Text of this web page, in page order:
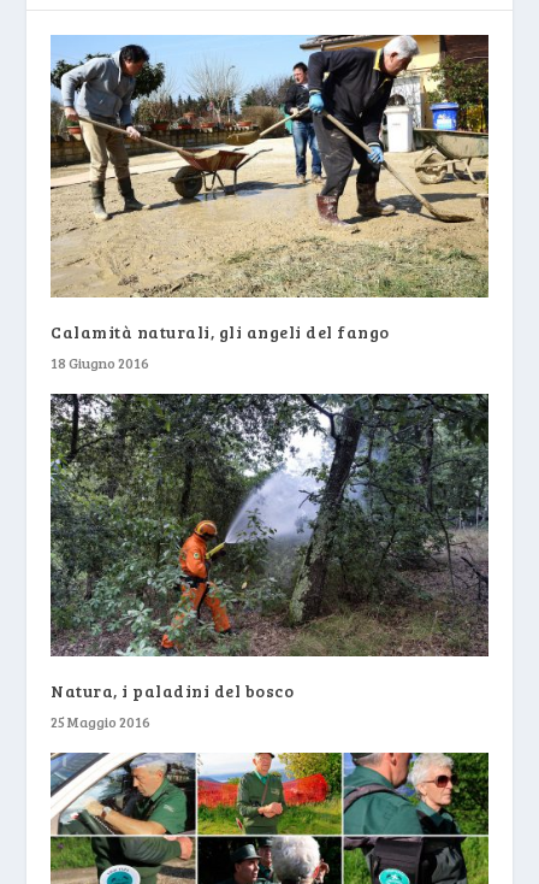
Calamità naturali, gli angeli del fango
18 Giugno 2016
Natura, i paladini del bosco
25 Maggio 2016